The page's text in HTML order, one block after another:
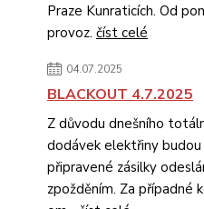
Praze Kunraticích. Od
provoz. číst celé
04.07.2025
BLACKOUT 4.7.2025
Z důvodu dnešního
dodávek elektřiny
připravené zásilky
zpožděním. Za případné